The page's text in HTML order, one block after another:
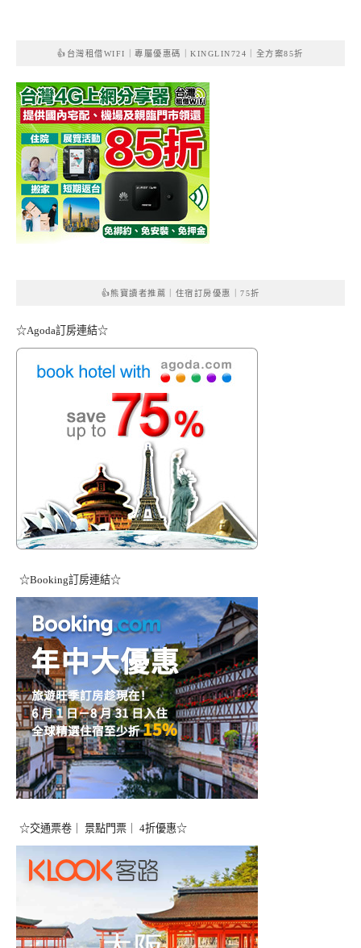
👍台灣租借WIFI｜專屬優惠碼｜KINGLIN724｜全方案85折
👍熊寶讀者推薦｜住宿訂房優惠｜75折
☆Agoda訂房連結☆
☆Booking訂房連結☆
☆交通票卷｜ 景點門票｜ 4折優惠☆